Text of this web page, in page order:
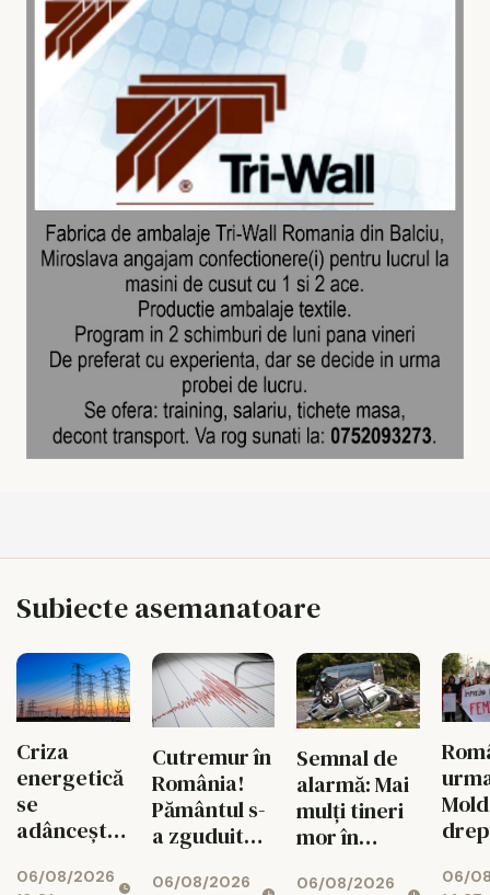
Subiecte asemanatoare
Criza
energetică
se
adâncește.
mari pot
06/08/2026
Cutremur în
România!
Pământul s-
a zguduit
zona
06/08/2026
Semnal de
alarmă: Mai
mulți tineri
mor în
06/08/2026
06/